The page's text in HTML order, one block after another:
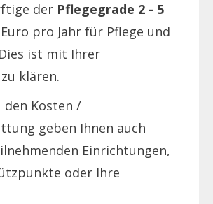
der Pflegegrade 2 - 5
pro Jahr für Pflege und
ist mit Ihrer
klären.
den Kosten /
geben Ihnen auch
Einrichtungen,
oder Ihre